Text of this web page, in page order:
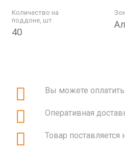
Количество на
поддоне, шт.
40
Вы можете
Оперативная
Товар